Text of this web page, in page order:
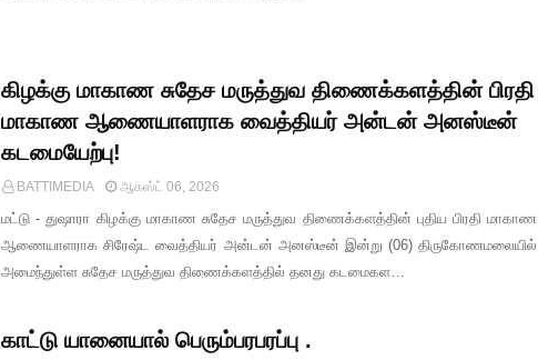
கிழக்கு மாகாண சுதேச மருத்துவ திணைக்களத்தின் பிரதி
மாகாண ஆணையாளராக வைத்தியர் அன்டன் அனஸ்டீன்
கடமையேற்பு!
BATTIMEDIA ஆகஸ்ட் 06, 2026
மட்டு - துஷாரா கிழக்கு மாகாண சுதேச மருத்துவ திணைக்களத்தின் புதிய பிரதி மாகாண
ஆணையாளராக சிரேஷ்ட வைத்தியர் அன்டன் அனஸ்டீன் இன்று (06) திருகோணமலையில்
அமைந்துள்ள சுதேச மருத்துவ திணைக்களத்தில் தனது கடமைகள…
காட்டு யானையால் பெரும்பரபரப்பு .